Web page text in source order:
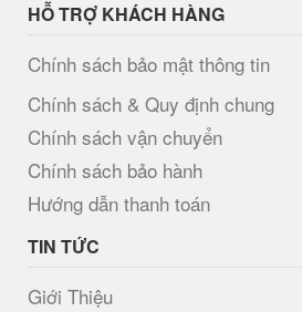
HỖ TRỢ KHÁCH HÀNG
Chính sách bảo mật thông tin
Chính sách & Quy định chung
Chính sách vận chuyển
Chính sách bảo hành
Hướng dẫn thanh toán
TIN TỨC
Giới Thiệu